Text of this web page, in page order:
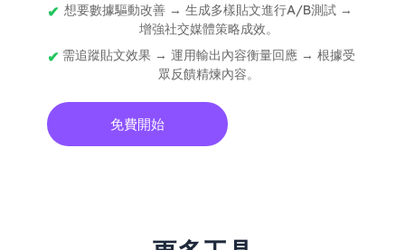
想要數據驅動改善 → 生成多樣貼文進行A/B測試 →
增強社交媒體策略成效。
需追蹤貼文效果 → 運用輸出內容衡量回應 → 根據受
眾反饋精煉內容。
免費開始